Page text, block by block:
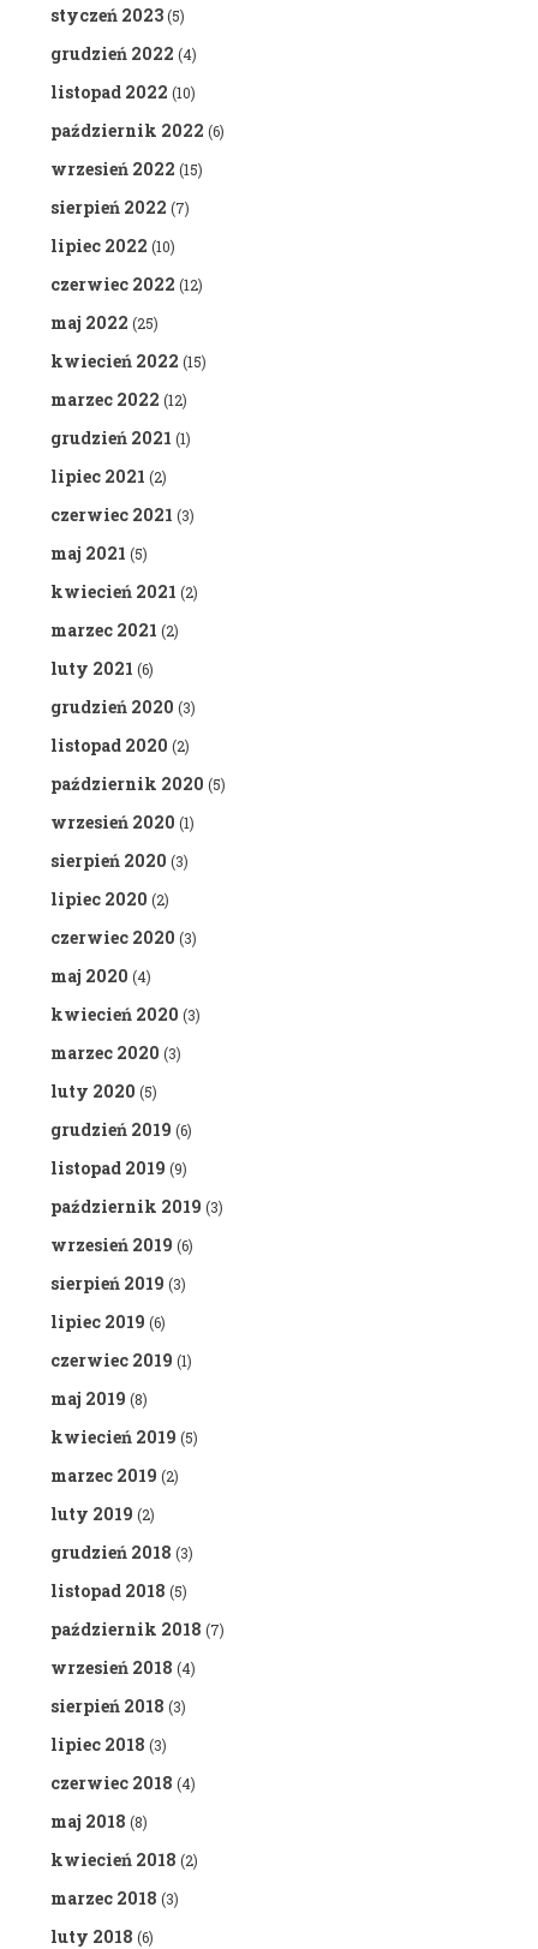
styczeń 2023(5)
grudzień 2022 (4)
listopad 2022 (10)
październik 2022 (6)
wrzesień 2022 (15)
sierpień 2022 (7)
lipiec 2022 (10)
czerwiec 2022 (12)
maj 2022 (25)
kwiecień 2022 (15)
marzec 2022 (12)
grudzień 2021 (1)
lipiec 2021 (2)
czerwiec 2021 (3)
maj 2021 (5)
kwiecień 2021 (2)
marzec 2021 (2)
luty 2021 (6)
grudzień 2020 (3)
listopad 2020 (2)
październik 2020 (5)
wrzesień 2020 (1)
sierpień 2020 (3)
lipiec 2020 (2)
czerwiec 2020 (3)
maj 2020 (4)
kwiecień 2020 (3)
marzec 2020 (3)
luty 2020 (5)
grudzień 2019 (6)
listopad 2019 (9)
październik 2019 (3)
wrzesień 2019 (6)
sierpień 2019 (3)
lipiec 2019 (6)
czerwiec 2019 (1)
maj 2019 (8)
kwiecień 2019 (5)
marzec 2019 (2)
luty 2019 (2)
grudzień 2018 (3)
listopad 2018 (5)
październik 2018 (7)
wrzesień 2018 (4)
sierpień 2018 (3)
lipiec 2018 (3)
czerwiec 2018 (4)
maj 2018 (8)
kwiecień 2018 (2)
marzec 2018 (3)
luty 2018 (6)